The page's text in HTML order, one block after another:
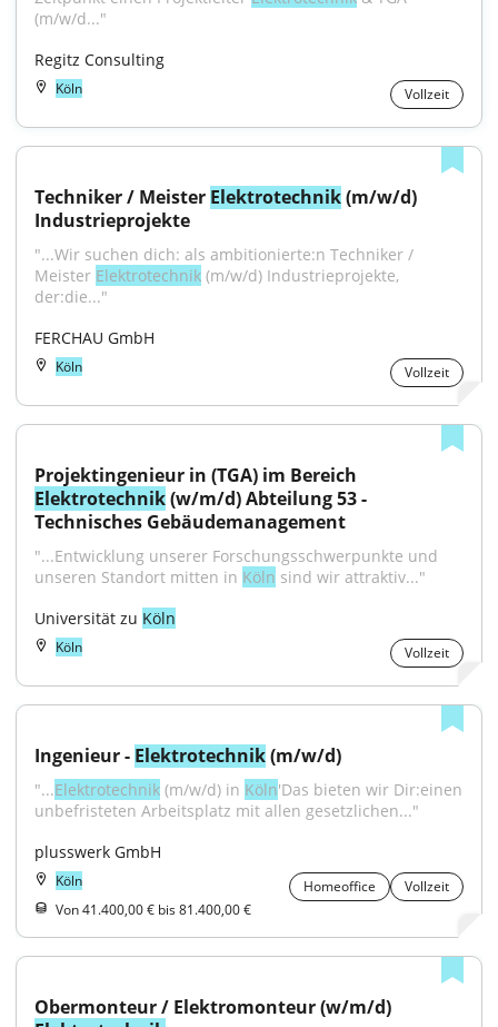
(m/w/d..."
Regitz Consulting
Köln Vollzeit
Techniker / Meister Elektrotechnik (m/w/d)
Industrieprojekte
"...Wir suchen dich: als ambitionierte:n Techniker /
Meister Elektrotechnik (m/w/d) Industrieprojekte,
der:die..."
FERCHAU GmbH
Köln Vollzeit
Elektrotechnik (w/m/d) Abteilung 53 -
Technisches Gebäudemanagement
"...Entwicklung unserer Forschungsschwerpunkte und
unseren Standort mitten in Köln sind wir attraktiv..."
Universität zu Köln
Köln Vollzeit
Ingenieur - Elektrotechnik (m/w/d)
"...Elektrotechnik (m/w/d) in Köln'Das bieten wir Dir:einen
unbefristeten Arbeitsplatz mit allen gesetzlichen..."
plusswerk GmbH
Köln Homeoffice
Vollzeit
Von 41.400,00 € bis 81.400,00 €